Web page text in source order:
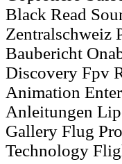
Black Read
Zentralschweiz
Baubericht
Discovery Fpv
Animation
Anleitungen
Gallery Flug
Technology